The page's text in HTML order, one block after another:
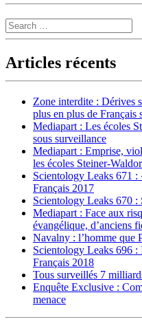
Search
Articles récents
Zone interdite : Dérives
plus en plus de Français
Mediapart : Les écoles
sous surveillance
Mediapart : Emprise,
les écoles Steiner-
Scientology Leaks 671 :
Français 2017
Scientology Leaks 670 :
Mediapart : Face aux
évangélique, d’anciens
Navalny : l’homme que
Scientology Leaks 696
Français 2018
Tous surveillés 7
Enquête Exclusive :
menace